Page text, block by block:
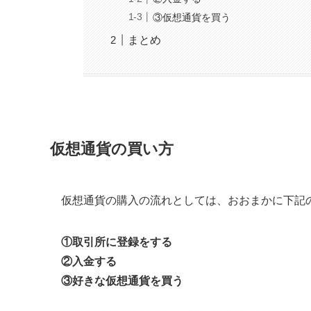
③仮想通貨を買う
まとめ
仮想通貨の買い方
仮想通貨の購入の流れとしては、おおまかに下記
①取引所に登録をする
②入金する
③好きな仮想通貨を買う